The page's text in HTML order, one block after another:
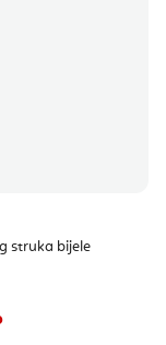
struka bijele